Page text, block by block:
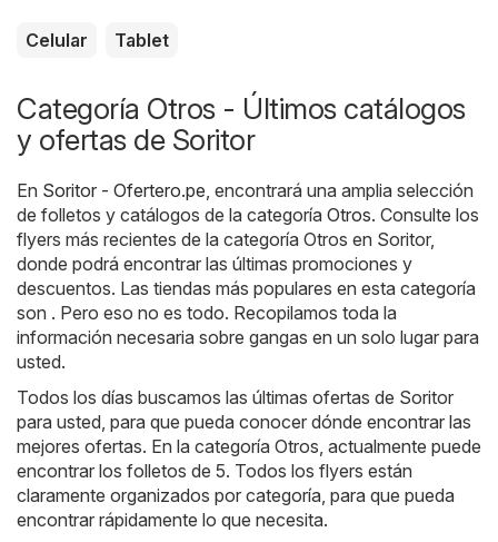
Celular Tablet
Categoría Otros - Últimos catálogos
y ofertas de Soritor
En Soritor - Ofertero.pe , encontrará una amplia selección
de folletos y catálogos de la categoría Otros. Consulte los
flyers más recientes de la categoría Otros en Soritor,
donde podrá encontrar las últimas promociones y
descuentos. Las tiendas más populares en esta categoría
son . Pero eso no es todo. Recopilamos toda la
información necesaria sobre gangas en un solo lugar para
usted.
Todos los días buscamos las últimas ofertas de Soritor
para usted, para que pueda conocer dónde encontrar las
mejores ofertas. En la categoría Otros, actualmente puede
encontrar los folletos de 5. Todos los flyers están
claramente organizados por categoría, para que pueda
encontrar rápidamente lo que necesita.